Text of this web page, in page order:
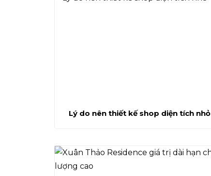
Lý do nên thiết kế shop diện tích nhỏ